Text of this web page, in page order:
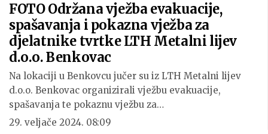
FOTO Održana vježba evakuacije,
spašavanja i pokazna vježba za
djelatnike tvrtke LTH Metalni lijev
d.o.o. Benkovac
Na lokaciji u Benkovcu jučer su iz LTH Metalni lijev
d.o.o. Benkovac organizirali vježbu evakuacije,
spašavanja te pokaznu vježbu za…
29. veljače 2024. 08:09